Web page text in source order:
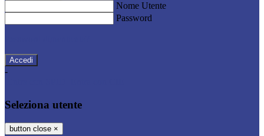
Nome Utente
Password
-
Seleziona utente
button close ×